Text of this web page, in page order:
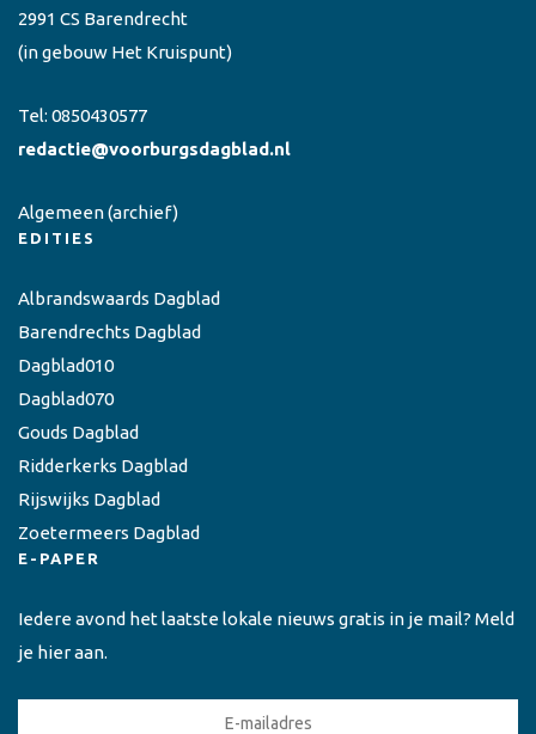
2991 CS Barendrecht
(in gebouw Het Kruispunt)
Tel: 0850430577
redactie@voorburgsdagblad.nl
Algemeen(archief)
EDITIES
Albrandswaards Dagblad
Barendrechts Dagblad
Dagblad010
Dagblad070
Gouds Dagblad
Ridderkerks Dagblad
Rijswijks Dagblad
Zoetermeers Dagblad
E-PAPER
Iedere avond het laatste lokale nieuws gratis in je mail? Meld
je hier aan.